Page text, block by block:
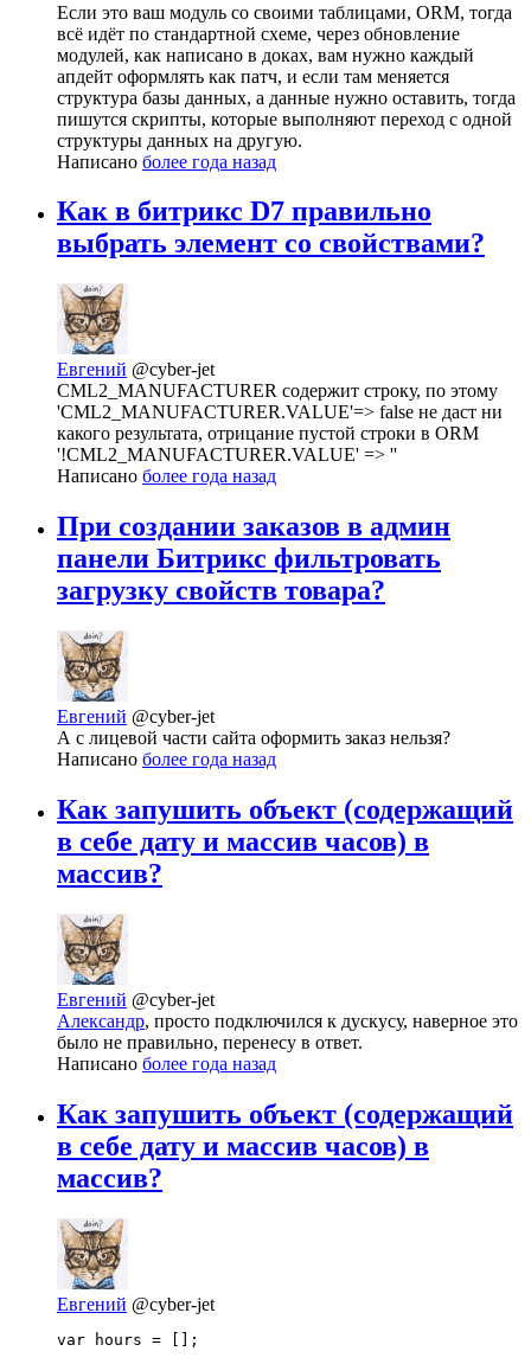
Если это ваш модуль со своими таблицами, ORM, тогда
всё идёт по стандартной схеме, через обновление
модулей, как написано в доках, вам нужно каждый
апдейт оформлять как патч, и если там меняется
структура базы данных, а данные нужно оставить, тогда
пишутся скрипты, которые выполняют переход с одной
структуры данных на другую.
Написано более года назад
Как в битрикс D7 правильно
выбрать элемент со свойствами?
Евгений @cyber-jet
CML2_MANUFACTURER содержит строку, по этому
'CML2_MANUFACTURER.VALUE'=> false не даст ни
какого результата, отрицание пустой строки в ORM
'!CML2_MANUFACTURER.VALUE' => ''
Написано более года назад
При создании заказов в админ
панели Битрикс фильтровать
загрузку свойств товара?
Евгений @cyber-jet
А с лицевой части сайта оформить заказ нельзя?
Написано более года назад
Как запушить объект (содержащий
в себе дату и массив часов) в
массив?
Евгений @cyber-jet
Александр, просто подключился к дускусу, наверное это
было не правильно, перенесу в ответ.
Написано более года назад
Как запушить объект (содержащий
в себе дату и массив часов) в
массив?
Евгений @cyber-jet
var hours = [];